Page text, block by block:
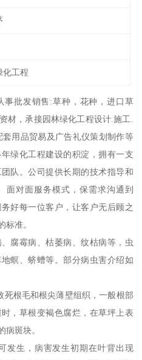
化工程
事批发销售:草种，花种，进口草
材，承接园林绿化工程设计.施工.
用品贸易及广告礼仪策划制作等
绿化工程建设的积淀，拥有一支
队。公司提供长期的技术指导和
面对面服务模式，保需求沟通到
好每一位客户，让客户无后顾之
标准。
腐霉病、枯萎病、纹枯病等，虫
螟、蛴螬等。部分病虫害介绍如
根毛和根尖薄壁组织，一般根部
，草根变褐色腐烂，在草坪上表
病斑块。
发生，病害发生初期在叶背出现